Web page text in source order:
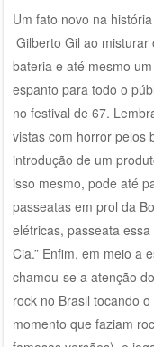
Um fato novo na
Gilberto Gil ao
bateria e até mesmo
espanto para todo o
no festival de 67.
vistas com horror pelos
introdução de um
isso mesmo, pode até
passeatas em prol da
elétricas, passeata
Cia.” Enfim, em meio a
chamou-se a atenção
rock no Brasil tocando
momento que faziam